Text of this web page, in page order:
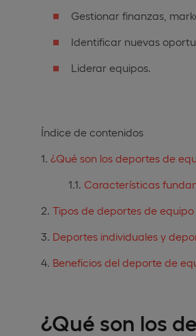
Gestionar finanzas,
Identificar nuevas
Liderar equipos.
Índice de contenidos
¿Qué son los deportes de
Características
Tipos de deportes de equipo
Deportes individuales y
Beneficios del deporte de
¿Qué son los